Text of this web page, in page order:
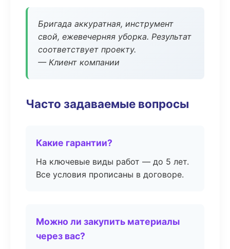
Бригада аккуратная, инструмент
свой, ежевечерняя уборка. Результат
соответствует проекту.
— Клиент компании
Часто задаваемые вопросы
Какие гарантии?
На ключевые виды работ — до 5 лет.
Все условия прописаны в договоре.
Можно ли закупить материалы
через вас?